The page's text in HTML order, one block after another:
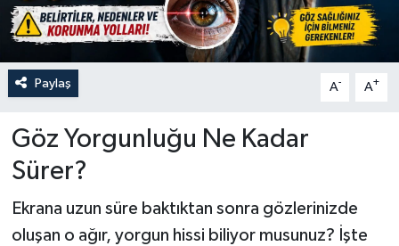
Paylaş A- A+
Göz Yorgunluğu Ne Kadar
Sürer?
Ekrana uzun süre baktıktan sonra gözlerinizde
oluşan o ağır, yorgun hissi biliyor musunuz? İşte